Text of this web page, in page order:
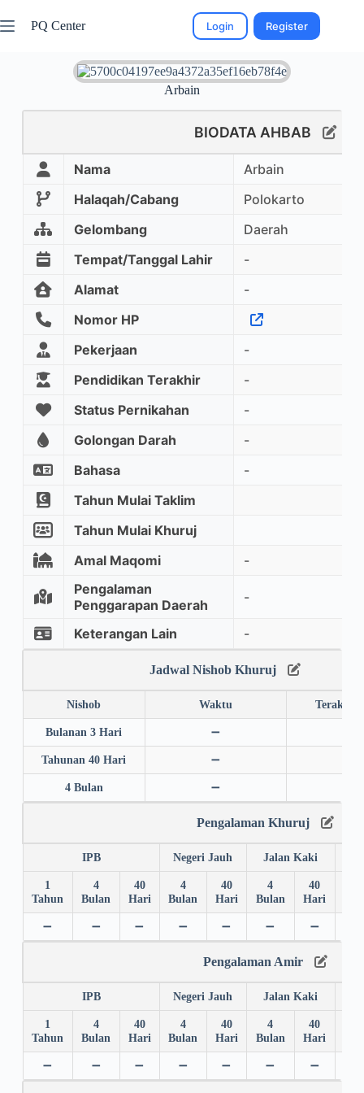
PQ Center Login Register
Arbain
BIODATA AHBAB
Nama
Arbain
Halaqah/Cabang
Polokarto
Gelombang
Daerah
Tempat/Tanggal Lahir
-
Alamat
-
Nomor HP
Pekerjaan
-
Pendidikan Terakhir
-
Status Pernikahan
-
Golongan Darah
-
Bahasa
-
Tahun Mulai Taklim
Tahun Mulai Khuruj
Amal Maqomi
-
Pengalaman
Penggarapan Daerah
-
Keterangan Lain -
Jadwal Nishob Khuruj
Nishob Waktu Terakhir
Bulanan 3 Hari ➖
Tahunan 40 Hari ➖
4 Bulan ➖
Pengalaman Khuruj
IPB Negeri Jauh Jalan Kaki
1
Tahun
4
Bulan
40
Hari
4
Bulan
40
Hari
4
Bulan
40
Hari
➖ ➖ ➖ ➖ ➖ ➖ ➖
Pengalaman Amir
IPB Negeri Jauh Jalan Kaki
1
Tahun
4
Bulan
40
Hari
4
Bulan
40
Hari
4
Bulan
40
Hari
➖ ➖ ➖ ➖ ➖ ➖ ➖